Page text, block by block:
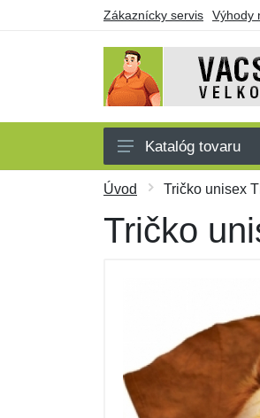
Zákaznícky servis Výhody
Pánske
Dámske
Darčekové poukazy
Výpredaj
Katalóg tovaru
Úvod Tričko unisex
Tričko